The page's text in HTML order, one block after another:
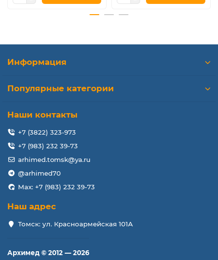
Информация
Популярные категории
Наши контакты
+7 (3822) 323-973
+7 (983) 232 39-73
arhimed.tomsk@ya.ru
@arhimed70
Max: +7 (983) 232 39-73
Наш адрес
Томск: ул. Красноармейская 101А
Архимед © 2012 — 2026